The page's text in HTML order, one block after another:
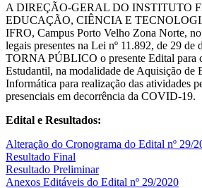
A DIREÇÃO-GERAL DO INSTITUTO
EDUCAÇÃO, CIÊNCIA E
IFRO, Campus Porto Velho Zona Norte, no
legais presentes na Lei nº 11.892, de 29 de
TORNA PÚBLICO o presente Edital para
Estudantil, na modalidade de Aquisição de
Informática para realização das atividades
presenciais em decorrência da COVID-19.
Edital e Resultados:
Alteração do Cronograma do Edital nº 29/
Resultado Final
Resultado Preliminar
Anexos Editáveis do Edital nº 29/2020